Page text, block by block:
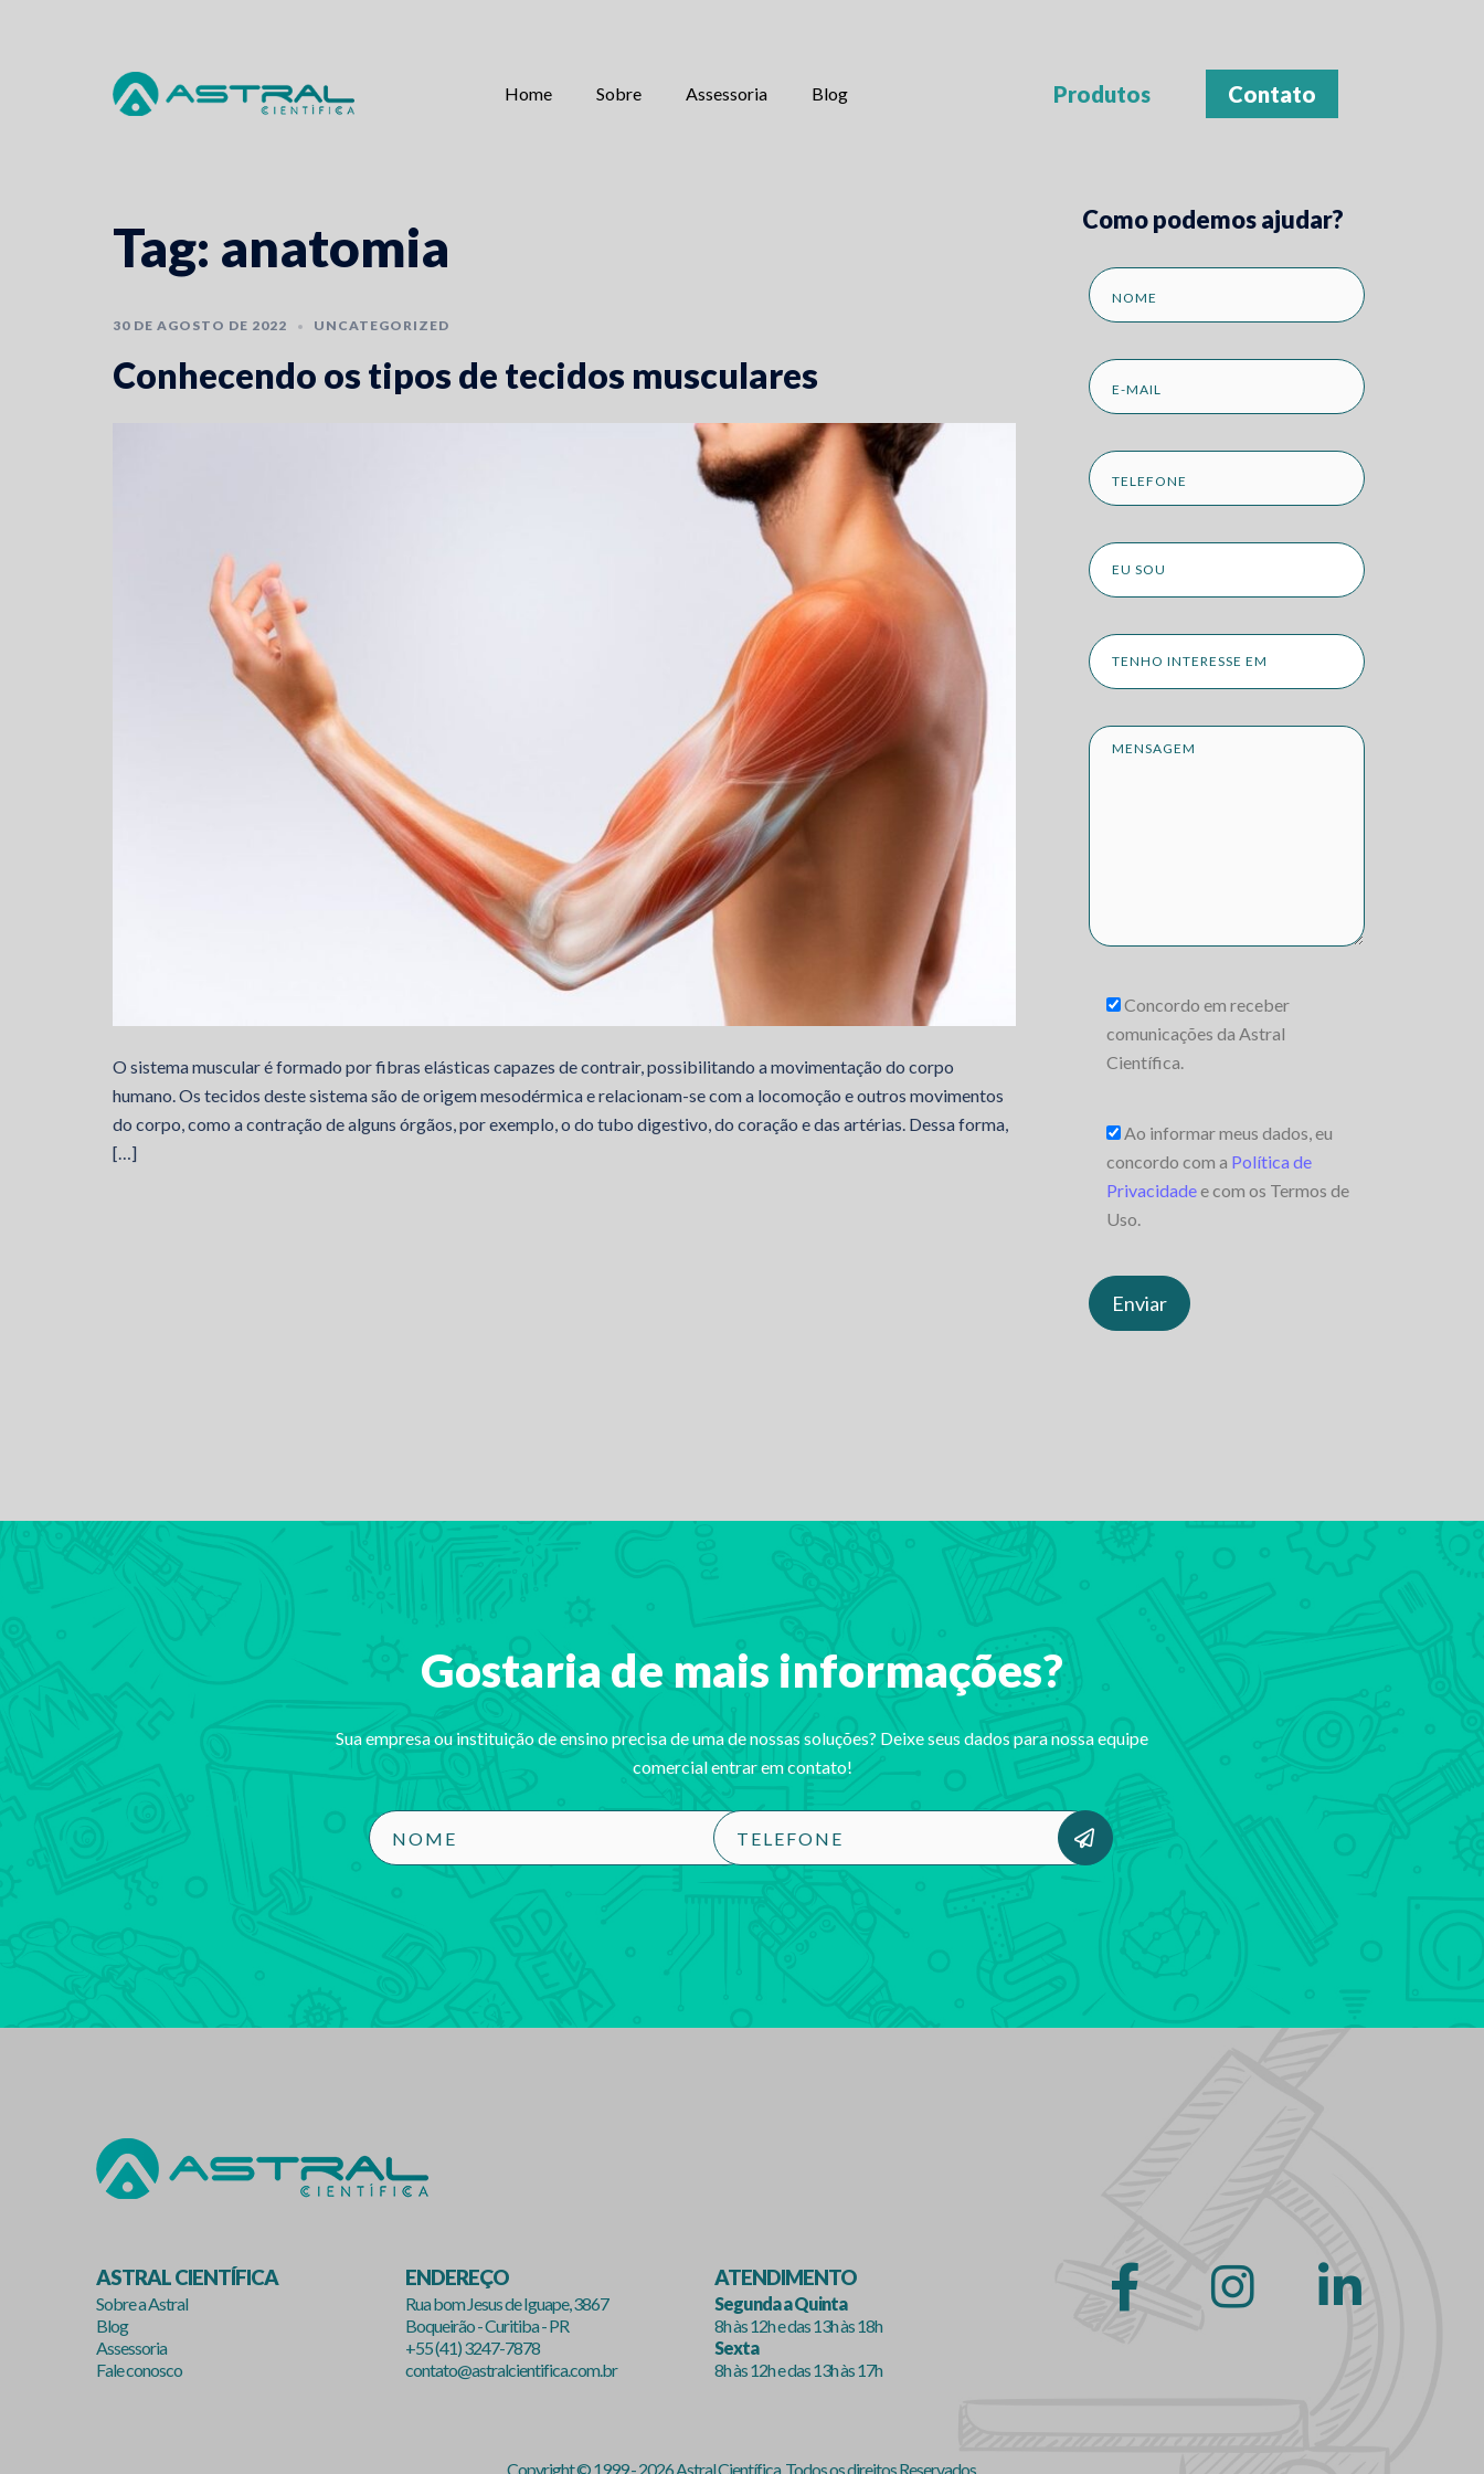
Home
Sobre Assessoria Blog Produtos Contato
Tag: anatomia
30 DE AGOSTO DE 2022 UNCATEGORIZED
Conhecendo os tipos de tecidos musculares
O sistema muscular é formado por fibras elásticas capazes de contrair, possibilitando a movimentação do corpo
humano. Os tecidos deste sistema são de origem mesodérmica e relacionam-se com a locomoção e outros movimentos
do corpo, como a contração de alguns órgãos, por exemplo, o do tubo digestivo, do coração e das artérias. Dessa forma,
[…]
Como podemos ajudar?
Concordo em receber
comunicações da Astral
Científica.
Ao informar meus dados, eu
concordo com a Política de
Privacidadee com os Termos de
Uso.
Gostaria de mais informações?
Sua empresa ou instituição de ensino precisa de uma de nossas soluções? Deixe seus dados para nossa equipe
comercial entrar em contato!
ASTRAL CIENTÍFICA
Sobre a Astral
Blog
Assessoria
Fale conosco
ENDEREÇO
Rua bom Jesus de Iguape, 3867
Boqueirão - Curitiba - PR
+55 (41) 3247-7878
contato@astralcientifica.com.br
ATENDIMENTO
Segunda a Quinta
8h às 12h e das 13h às 18h
Sexta
8h às 12h e das 13h às 17h
Copyright © 1999 - 2026 Astral Científica. Todos os direitos Reservados.